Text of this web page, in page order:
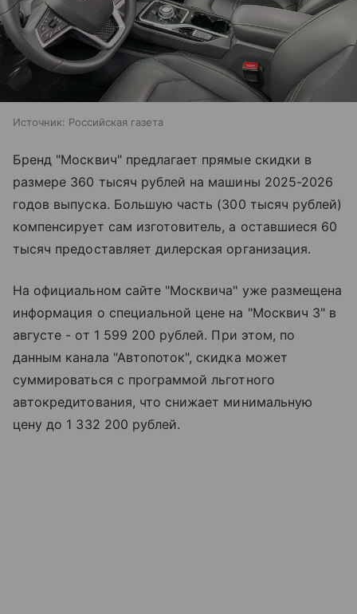
Источник: Российская газета
Бренд "Москвич" предлагает прямые скидки в
размере 360 тысяч рублей на машины 2025-2026
годов выпуска. Большую часть (300 тысяч рублей)
компенсирует сам изготовитель, а оставшиеся 60
тысяч предоставляет дилерская организация.
На официальном сайте "Москвича" уже размещена
информация о специальной цене на "Москвич 3" в
августе - от 1 599 200 рублей. При этом, по
данным канала "Автопоток", скидка может
суммироваться с программой льготного
автокредитования, что снижает минимальную
цену до 1 332 200 рублей.